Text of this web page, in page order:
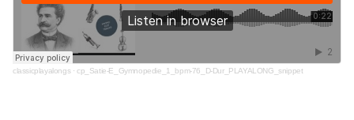
classicplayalongs·cp_Satie-E_Gymnopedie_1_bpm-76_D-Dur_PLAYALONG_snippet